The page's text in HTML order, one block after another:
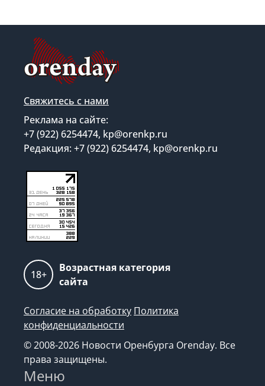
Свяжитесь с нами
Реклама на сайте:
+7 (922) 6254474, kp@orenkp.ru
Редакция: +7 (922) 6254474, kp@orenkp.ru
18+
Возрастная категория
сайта
Согласие на обработку Политика
конфиденциальности
© 2008-2026 Новости Оренбурга Orenday. Все
права защищены.
Меню